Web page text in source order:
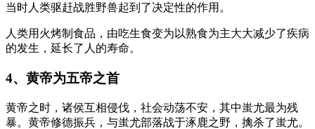
当时人类驱赶战胜野兽起到了决定性的作用。
人类用火烤制食品，由吃生食变为以熟食为主大大减少了疾病
的发生，延长了人的寿命。
4、黄帝为五帝之首
黄帝之时，诸侯互相侵伐，社会动荡不安，其中蚩尤最为残
暴。黄帝修德振兵，与蚩尤部落战于涿鹿之野，擒杀了蚩尤。